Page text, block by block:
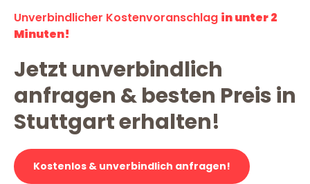
Unverbindlicher Kostenvoranschlag in unter 2
Minuten!
Jetzt unverbindlich
anfragen & besten Preis in
Stuttgart erhalten!
Kostenlos & unverbindlich anfragen!